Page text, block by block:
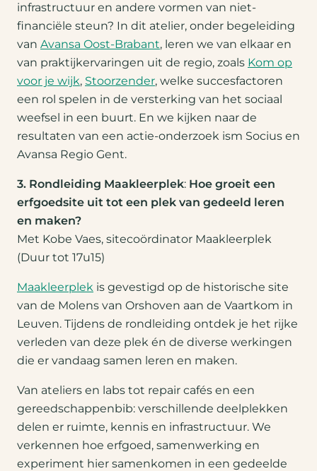
infrastructuur en andere vormen van niet-
financiële steun? In dit atelier, onder begeleiding
van Avansa Oost-Brabant, leren we van elkaar en
van praktijkervaringen uit de regio, zoals Kom op
voor je wijk, Stoorzender, welke succesfactoren
een rol spelen in de versterking van het sociaal
weefsel in een buurt. En we kijken naar de
resultaten van een actie-onderzoek ism Socius en
Avansa Regio Gent.
3. Rondleiding Maakleerplek: Hoe groeit een
erfgoedsite uit tot een plek van gedeeld leren
en maken?
Met Kobe Vaes, sitecoördinator Maakleerplek
(Duur tot 17u15)
Maakleerplek is gevestigd op de historische site
van de Molens van Orshoven aan de Vaartkom in
Leuven. Tijdens de rondleiding ontdek je het rijke
verleden van deze plek én de diverse werkingen
die er vandaag samen leren en maken.
Van ateliers en labs tot repair cafés en een
gereedschappenbib: verschillende deelplekken
delen er ruimte, kennis en infrastructuur. We
verkennen hoe erfgoed, samenwerking en
experiment hier samenkomen in een gedeelde